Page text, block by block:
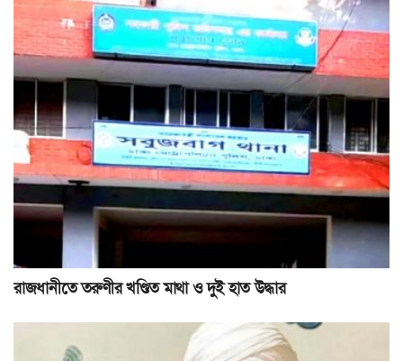
রাজধানীতে তরুণীর খণ্ডিত মাথা ও দুই হাত উদ্ধার